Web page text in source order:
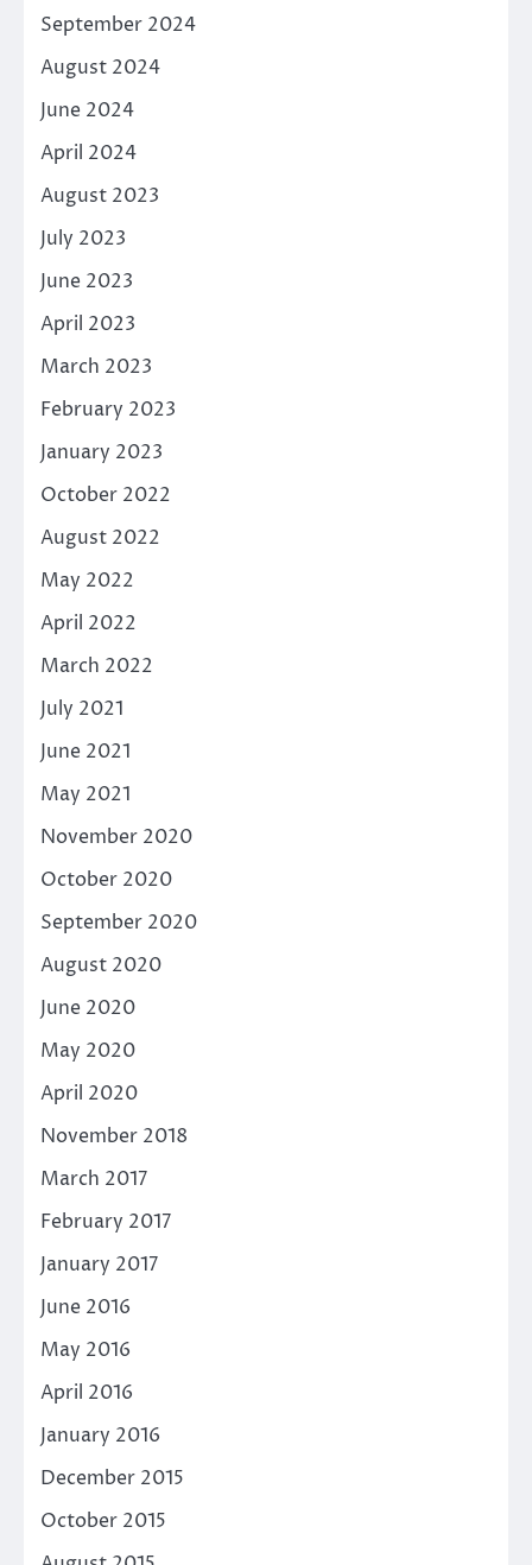
September 2024
August 2024
June 2024
April 2024
August 2023
July 2023
June 2023
April 2023
March 2023
February 2023
January 2023
October 2022
August 2022
May 2022
April 2022
March 2022
July 2021
June 2021
May 2021
November 2020
October 2020
September 2020
August 2020
June 2020
May 2020
April 2020
November 2018
March 2017
February 2017
January 2017
June 2016
May 2016
April 2016
January 2016
December 2015
October 2015